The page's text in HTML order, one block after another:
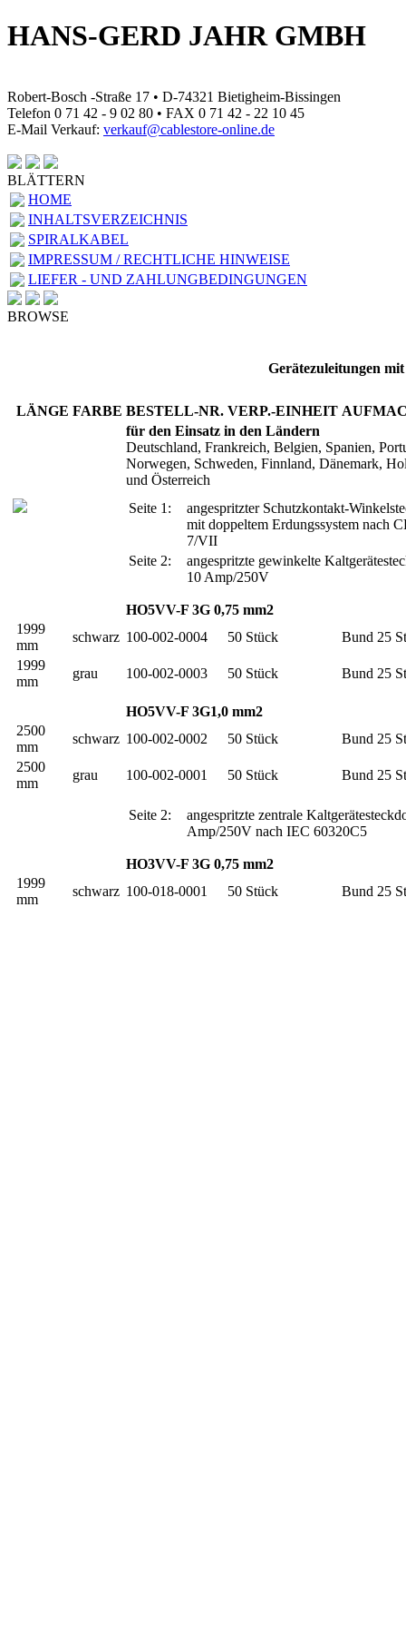
HANS-GERD JAHR GMBH
Robert-Bosch -Straße 17 • D-74321 Bietigheim-Bissingen
Telefon 0 71 42 - 9 02 80 • FAX 0 71 42 - 22 10 45
E-Mail Verkauf: verkauf@cablestore-online.de
BLÄTTERN
HOME
INHALTSVERZEICHNIS
SPIRALKABEL
IMPRESSUM / RECHTLICHE HINWEISE
LIEFER - UND ZAHLUNGBEDINGUNGEN
BROWSE
Gerätezuleitungen
LÄNGE FARBE BESTELL-NR. VERP.-EINHEIT
für den Einsatz in den Ländern
Deutschland, Frankreich, Belgien, Spanien,
Norwegen, Schweden, Finnland, Dänemark,
und Österreich
Seite 1:
angespritzter Schutzkontakt-
mit doppeltem Erdungssystem nach
7/VII
Seite 2:
angespritzte gewinkelte
10 Amp/250V
HO5VV-F 3G 0,75 mm2
1999
mm
schwarz 100-002-0004 50 Stück
Bund 25
1999
mm
grau 100-002-0003 50 Stück Bund 25
HO5VV-F 3G1,0 mm2
2500
mm
schwarz 100-002-0002 50 Stück
Bund 25
2500
mm
grau 100-002-0001 50 Stück Bund 25
Seite 2:
angespritzte zentrale
Amp/250V nach IEC 60320C5
HO3VV-F 3G 0,75 mm2
1999
mm
schwarz 100-018-0001 50 Stück Bund 25